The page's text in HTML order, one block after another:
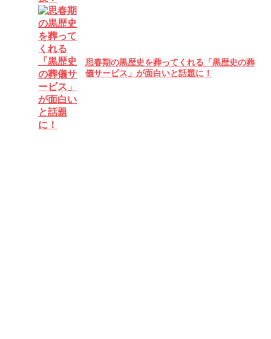
思春期の黒歴史を葬ってくれる「黒歴史の葬
儀サービス」が面白いと話題に！